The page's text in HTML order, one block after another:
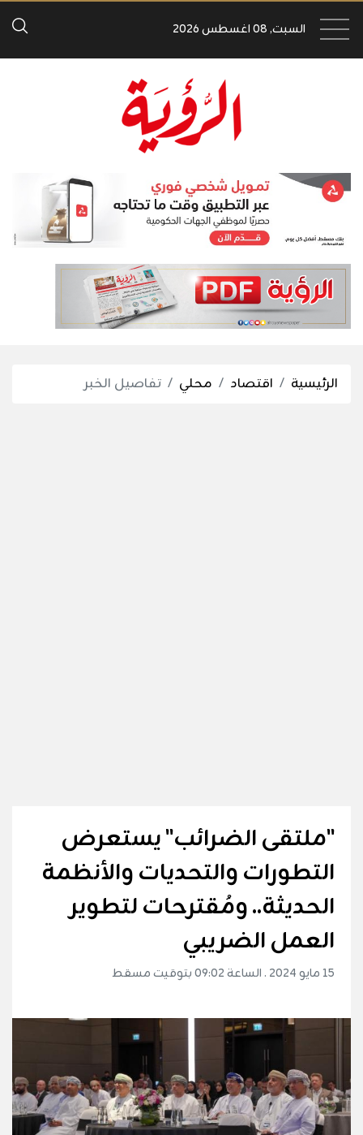
السبت, 08 اغسطس 2026
الرئيسية اقتصاد محلي تفاصيل الخبر
"ملتقى الضرائب" يستعرض
التطورات والتحديات والأنظمة
الحديثة.. ومُقترحات لتطوير
العمل الضريبي
15 مايو 2024 . الساعة 09:02 بتوقيت مسقط